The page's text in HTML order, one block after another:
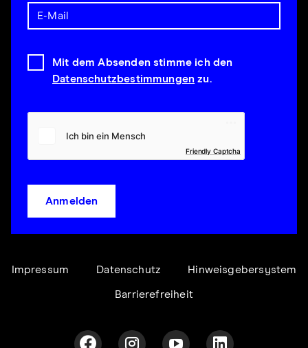
Mit dem Absenden stimme ich den
Datenschutzbestimmungen zu.
Friendly Captcha
Anmelden
Impressum Datenschutz Hinweisgebersystem
Barrierefreiheit